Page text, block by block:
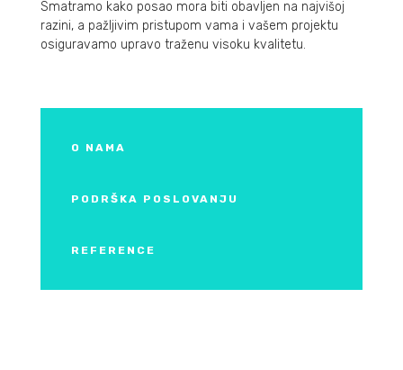
Smatramo kako posao mora biti obavljen na najvišoj
razini, a pažljivim pristupom vama i vašem projektu
osiguravamo upravo traženu visoku kvalitetu.
O NAMA
PODRŠKA POSLOVANJU
REFERENCE